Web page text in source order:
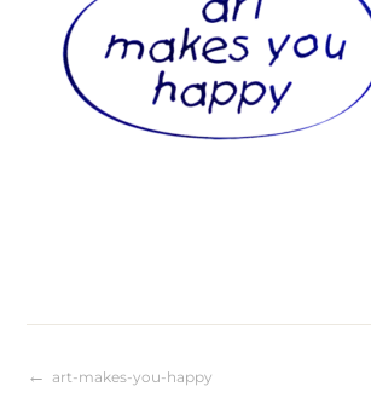
Beitragsnavigation
art-makes-you-happy